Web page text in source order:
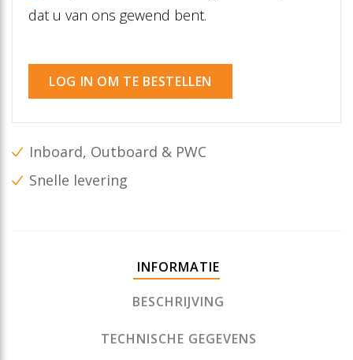
dat u van ons gewend bent.
LOG IN OM TE BESTELLEN
Inboard, Outboard & PWC
Snelle levering
INFORMATIE
BESCHRIJVING
TECHNISCHE GEGEVENS